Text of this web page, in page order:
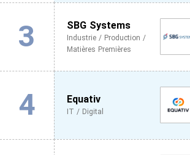
3 SBG Systems
Industrie / Production /
Matières Premières
4 Equativ
IT / Digital